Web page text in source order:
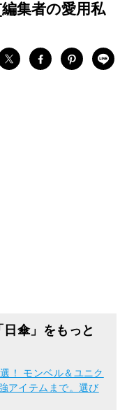
集者の愛用私
傘」をもっと
！ モンベル＆ユニク
アイテムまで。選び